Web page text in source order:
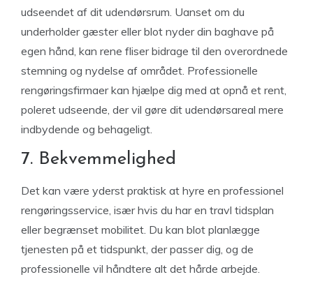
udseendet af dit udendørsrum. Uanset om du
underholder gæster eller blot nyder din baghave på
egen hånd, kan rene fliser bidrage til den overordnede
stemning og nydelse af området. Professionelle
rengøringsfirmaer kan hjælpe dig med at opnå et rent,
poleret udseende, der vil gøre dit udendørsareal mere
indbydende og behageligt.
7. Bekvemmelighed
Det kan være yderst praktisk at hyre en professionel
rengøringsservice, især hvis du har en travl tidsplan
eller begrænset mobilitet. Du kan blot planlægge
tjenesten på et tidspunkt, der passer dig, og de
professionelle vil håndtere alt det hårde arbejde.